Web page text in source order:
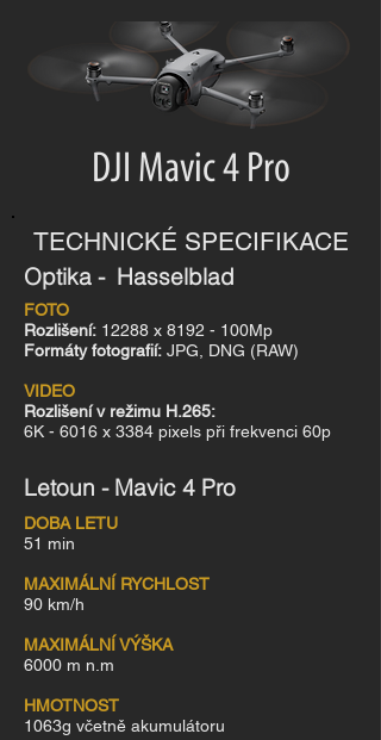
DJI Mavic 4 Pro
TECHNICKÉ SPECIFIKACE
Optika - Hasselblad
FOTO
Rozlišení: 12288 x 8192 - 100Mp
Formáty fotografií: JPG, DNG (RAW)
VIDEO
Rozlišení v režimu H.265:
6K - 6016 x 3384 pixels při frekvenci 60p
Letoun - Mavic 4 Pro
DOBA LETU
51 min
MAXIMÁLNÍ RYCHLOST
90 km/h
MAXIMÁLNÍ VÝŠKA
6000 m n.m
HMOTNOST
1063g včetně akumulátoru